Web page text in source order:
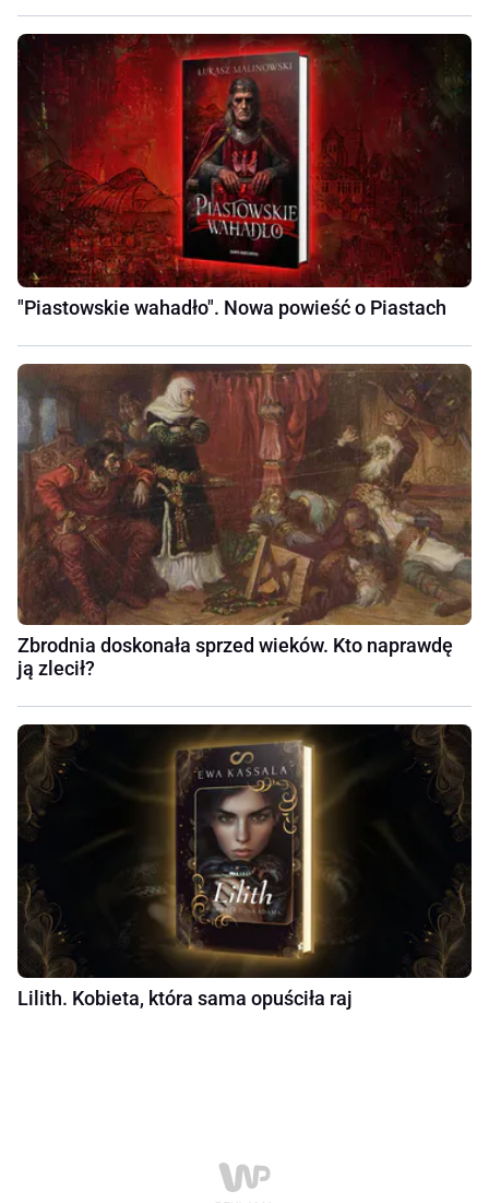
"Piastowskie wahadło". Nowa powieść o Piastach
Zbrodnia doskonała sprzed wieków. Kto naprawdę
ją zlecił?
Lilith. Kobieta, która sama opuściła raj